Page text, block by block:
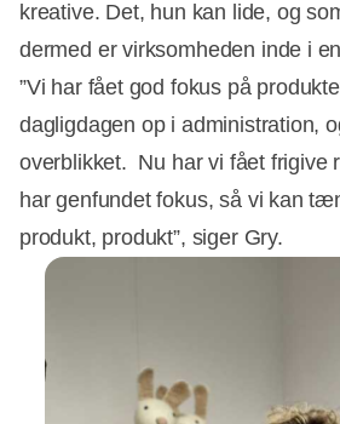
kreative. Det, hun kan lide, og
dermed er virksomheden inde i
”Vi har fået god fokus på
dagligdagen op i administration,
overblikket. Nu har vi fået frigive
har genfundet fokus, så vi kan
produkt, produkt”, siger Gry.